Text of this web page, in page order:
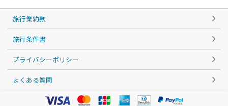
旅行業約款
旅行条件書
プライバシーポリシー
よくある質問